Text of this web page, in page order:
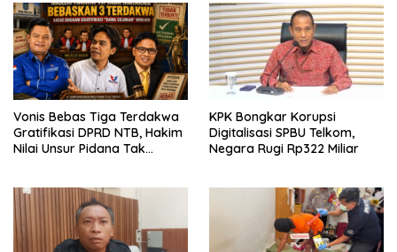
Vonis Bebas Tiga Terdakwa
Gratifikasi DPRD NTB, Hakim
Nilai Unsur Pidana Tak
KPK Bongkar Korupsi
Digitalisasi SPBU Telkom,
Negara Rugi Rp322 Miliar